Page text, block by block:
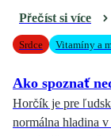
Přečíst si více
Srdce Vitamíny a
Ako spoznať
Horčík je pre
normálna hladina